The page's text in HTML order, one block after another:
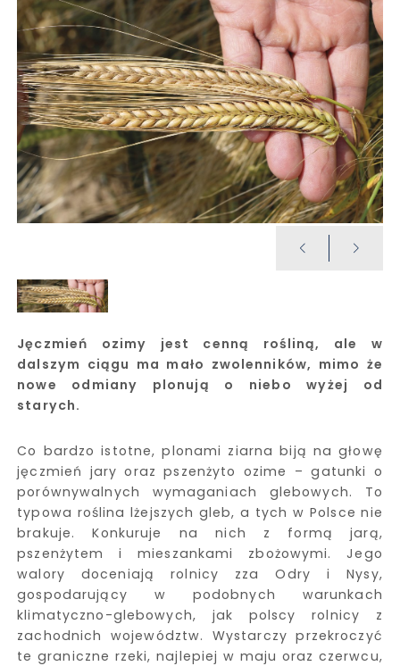
Jęczmień ozimy jest cenną rośliną, ale w
dalszym ciągu ma mało zwolenników, mimo że
nowe odmiany plonują o niebo wyżej od
starych.
Co bardzo istotne, plonami ziarna biją na głowę
jęczmień jary oraz pszenżyto ozime – gatunki o
porównywalnych wymaganiach glebowych. To
typowa roślina lżejszych gleb, a tych w Polsce nie
brakuje. Konkuruje na nich z formą jarą,
pszenżytem i mieszankami zbożowymi. Jego
walory doceniają rolnicy zza Odry i Nysy,
gospodarujący w podobnych warunkach
klimatyczno-glebowych, jak polscy rolnicy z
zachodnich województw. Wystarczy przekroczyć
te graniczne rzeki, najlepiej w maju oraz czerwcu,